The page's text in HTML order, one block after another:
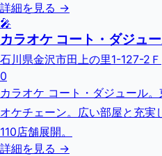
詳細を見る →
🎤
カラオケ コート・ダジュ
石川県金沢市田上の里1-127-2Ｆ
0
カラオケ コート・ダジュール
オケチェーン。広い部屋と充実
110店舗展開。
詳細を見る →